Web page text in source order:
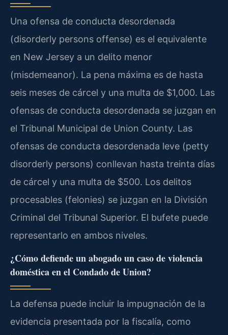
Una ofensa de conducta desordenada
(disorderly persons offense) es el equivalente
en New Jersey a un delito menor
(misdemeanor). La pena máxima es de hasta
seis meses de cárcel y una multa de $1,000. Las
ofensas de conducta desordenada se juzgan en
el Tribunal Municipal de Union County. Las
ofensas de conducta desordenada leve (petty
disorderly persons) conllevan hasta treinta días
de cárcel y una multa de $500. Los delitos
procesables (felonies) se juzgan en la División
Criminal del Tribunal Superior. El bufete puede
representarlo en ambos niveles.
¿Cómo defiende un abogado un caso de violencia
doméstica en el Condado de Union?
La defensa puede incluir la impugnación de la
evidencia presentada por la fiscalía, como